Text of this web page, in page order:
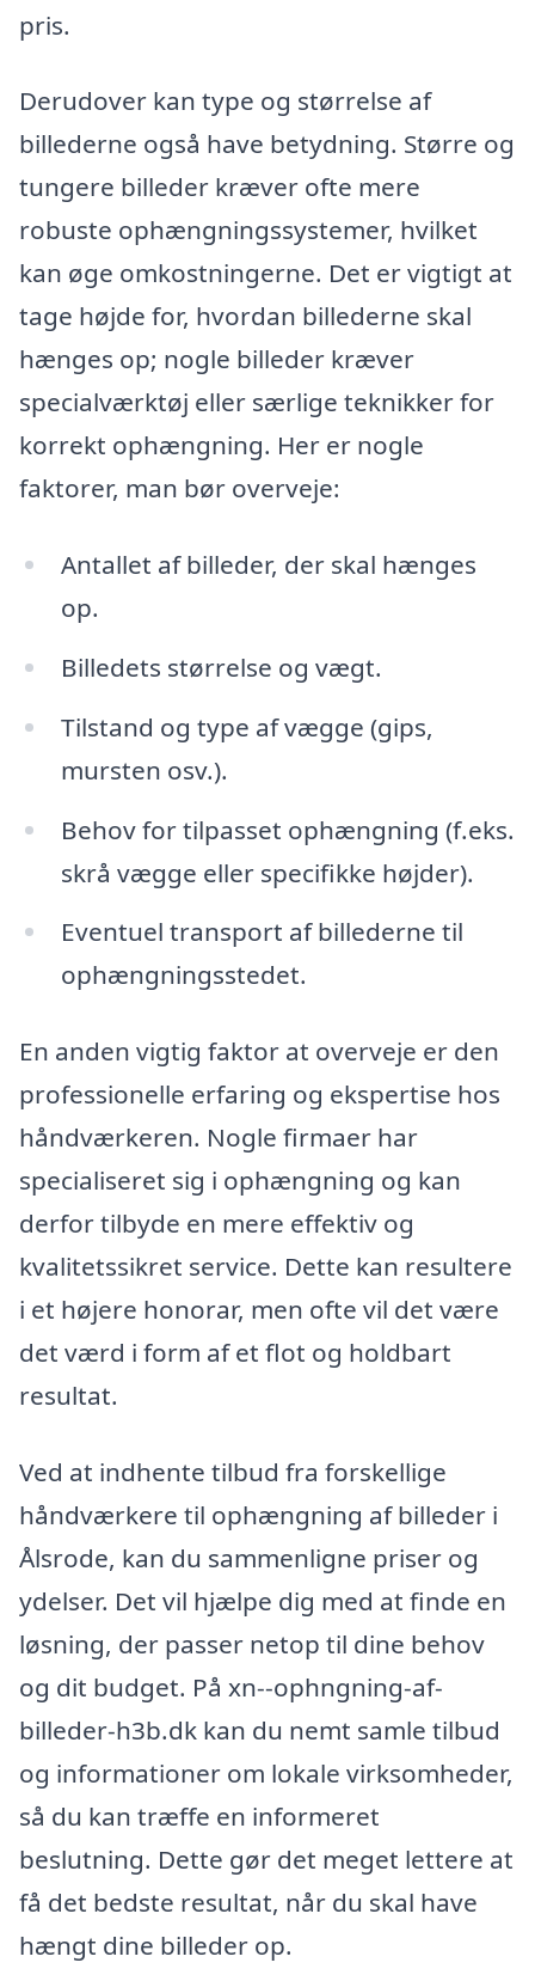
pris.
Derudover kan type og størrelse af
billederne også have betydning. Større og
tungere billeder kræver ofte mere
robuste ophængningssystemer, hvilket
kan øge omkostningerne. Det er vigtigt at
tage højde for, hvordan billederne skal
hænges op; nogle billeder kræver
specialværktøj eller særlige teknikker for
korrekt ophængning. Her er nogle
faktorer, man bør overveje:
Antallet af billeder, der skal hænges
op.
Billedets størrelse og vægt.
Tilstand og type af vægge (gips,
mursten osv.).
Behov for tilpasset ophængning (f.eks.
skrå vægge eller specifikke højder).
Eventuel transport af billederne til
ophængningsstedet.
En anden vigtig faktor at overveje er den
professionelle erfaring og ekspertise hos
håndværkeren. Nogle firmaer har
specialiseret sig i ophængning og kan
derfor tilbyde en mere effektiv og
kvalitetssikret service. Dette kan resultere
i et højere honorar, men ofte vil det være
det værd i form af et flot og holdbart
resultat.
Ved at indhente tilbud fra forskellige
håndværkere til ophængning af billeder i
Ålsrode, kan du sammenligne priser og
ydelser. Det vil hjælpe dig med at finde en
løsning, der passer netop til dine behov
og dit budget. På xn--ophngning-af-
billeder-h3b.dk kan du nemt samle tilbud
og informationer om lokale virksomheder,
så du kan træffe en informeret
beslutning. Dette gør det meget lettere at
få det bedste resultat, når du skal have
hængt dine billeder op.